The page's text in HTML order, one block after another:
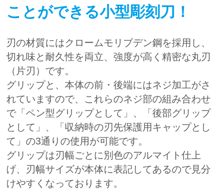
ことができる小型彫刻刀！
刃の材質にはクロームモリブデン鋼を採用し、
切れ味と耐久性を両立、強度が高く精密な丸刃
（片刃）です。
グリップと、本体の前・後端にはネジ加工がさ
れていますので、これらのネジ部の組み合わせ
で「ペン型グリップとして」、「後部グリップ
として」、「収納時の刃先保護用キャップとし
て」の3通りの使用が可能です。
グリップは刃幅ごとに別色のアルマイト仕上
げ、刃幅サイズが本体に表記してあるので見分
けやすくなっております。